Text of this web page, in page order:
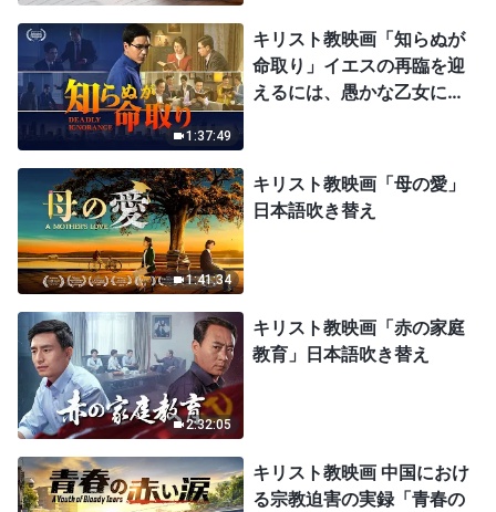
1:37:49
キリスト教映画「知らぬが
命取り」イエスの再臨を迎
えるには、愚かな乙女にな
1:41:34
キリスト教映画「母の愛」
日本語吹き替え
2:32:05
キリスト教映画「赤の家庭
教育」日本語吹き替え
キリスト教映画 中国におけ
る宗教迫害の実録「青春の